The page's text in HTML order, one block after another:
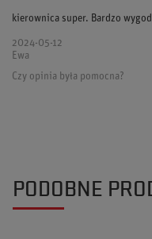
kierownica super. Bardzo
2024-05-12
Ewa
Czy opinia była pomocna?
PODOBNE